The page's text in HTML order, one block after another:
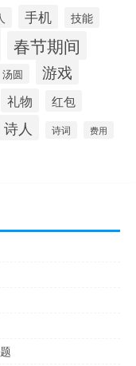
手机 技能
春节期间
汤圆 游戏
礼物 红包
诗人 诗词 费用